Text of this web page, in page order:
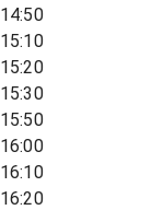
14:50
15:10
15:20
15:30
15:50
16:00
16:10
16:20